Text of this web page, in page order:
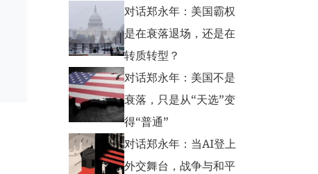
对话郑永年：美国霸权
是在衰落退场，还是在
转质转型？
对话郑永年：美国不是
衰落，只是从“天选”变
得“普通”
对话郑永年：当AI登上
外交舞台，战争与和平